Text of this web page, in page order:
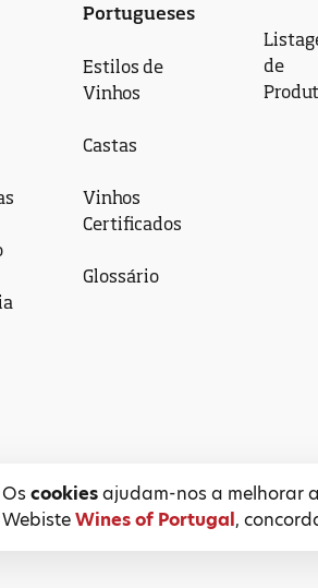
Os cookiesajudam-nos a melhorar
WebisteWines of Portugal,
Portugueses
Estilos de
Vinhos
Castas
Vinhos
Certificados
Glossário
de
Wines of Portugal